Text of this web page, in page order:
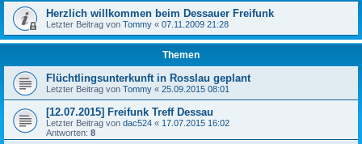
Herzlich willkommen beim Dessauer Freifunk
Letzter Beitrag von Tommy « 07.11.2009 21:28
Themen
Flüchtlingsunterkunft in Rosslau geplant
Letzter Beitrag von Tommy « 25.09.2015 08:01
[12.07.2015] Freifunk Treff Dessau
Letzter Beitrag von dac524 « 17.07.2015 16:02
Antworten: 8